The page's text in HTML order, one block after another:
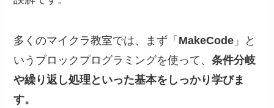
多くのマイクラ教室では、まず「 MakeCode 」と
いうブロックプログラミングを使って、条件分岐
や繰り返し処理といった基本をしっかり学びま
す。